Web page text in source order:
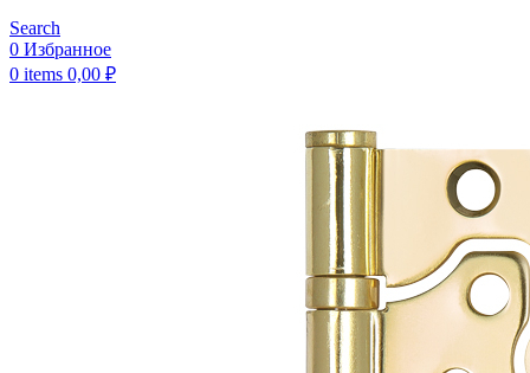
Search
0 Избранное
0 items 0,00 ₽